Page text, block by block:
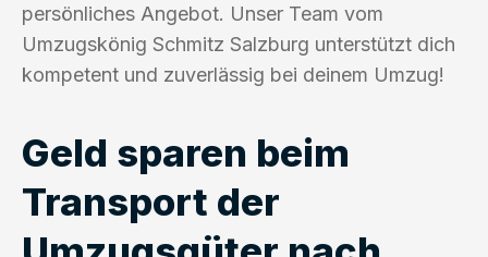
persönliches Angebot. Unser Team vom
Umzugskönig Schmitz Salzburg unterstützt dich
kompetent und zuverlässig bei deinem Umzug!
Geld sparen beim
Transport der